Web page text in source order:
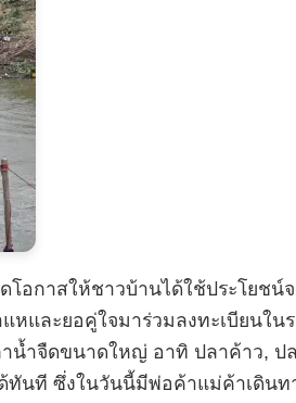
อกาสให้ชาวบ้านได้ใช้ประโยชน์
และยอคู่ใจมาร่วมลงทะเบียนใน
น้ำจืดขนาดใหญ่ อาทิ ปลาค้าว, ป
ทันที ซึ่งในวันนี้มีพ่อค้าแม่ค้าเดินท